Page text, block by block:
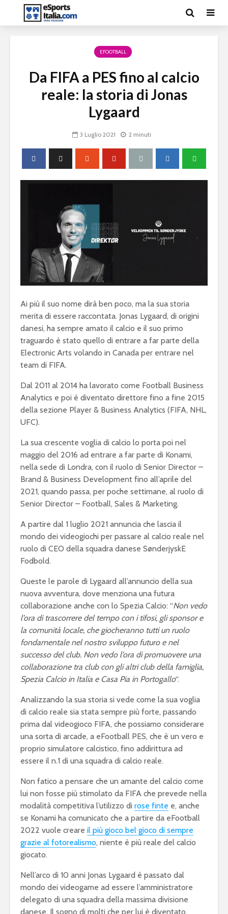
EFOOTBALL
Da FIFA a PES fino al calcio
reale: la storia di Jonas
Lygaard
3 Luglio 2021 2 minuti
Ai più il suo nome dirà ben poco, ma la sua storia
merita di essere raccontata. Jonas Lygaard, di origini
danesi, ha sempre amato il calcio e il suo primo
traguardo è stato quello di entrare a far parte della
Electronic Arts volando in Canada per entrare nel
team di FIFA.
Dal 2011 al 2014 ha lavorato come Football Business
Analytics e poi è diventato direttore fino a fine 2015
della sezione Player & Business Analytics (FIFA, NHL,
UFC).
La sua crescente voglia di calcio lo porta poi nel
maggio del 2016 ad entrare a far parte di Konami,
nella sede di Londra, con il ruolo di Senior Director –
Brand & Business Development fino all’aprile del
2021, quando passa, per poche settimane, al ruolo di
Senior Director – Football, Sales & Marketing.
A partire dal 1 luglio 2021 annuncia che lascia il
mondo dei videogiochi per passare al calcio reale nel
ruolo di CEO della squadra danese SønderjyskE
Fodbold.
Queste le parole di Lygaard all’annuncio della sua
nuova avventura, dove menziona una futura
collaborazione anche con lo Spezia Calcio: “Non vedo
l’ora di trascorrere del tempo con i tifosi, gli sponsor e
la comunità locale, che giocheranno tutti un ruolo
fondamentale nel nostro sviluppo futuro e nel
successo del club. Non vedo l’ora di promuovere una
collaborazione tra club con gli altri club della famiglia,
Spezia Calcio in Italia e Casa Pia in Portogallo“.
Analizzando la sua storia si vede come la sua voglia
di calcio reale sia stata sempre più forte, passando
prima dal videogioco FIFA, che possiamo considerare
una sorta di arcade, a eFootball PES, che è un vero e
proprio simulatore calcistico, fino addirittura ad
essere il n.1 di una squadra di calcio reale.
Non fatico a pensare che un amante del calcio come
lui non fosse più stimolato da FIFA che prevede nella
modalità competitiva l’utilizzo di rose finte e, anche
se Konami ha comunicato che a partire da eFootball
2022 vuole creare il più gioco bel gioco di sempre
grazie al fotorealismo, niente è più reale del calcio
giocato.
Nell’arco di 10 anni Jonas Lygaard è passato dal
mondo dei videogame ad essere l’amministratore
delegato di una squadra della massima divisione
danese. Il sogno di molti che per lui è diventato
eFootball è il gioco
Platform, Cross-
Gen, Free-to-play.
L’Atalanta eSports
schiera la sua